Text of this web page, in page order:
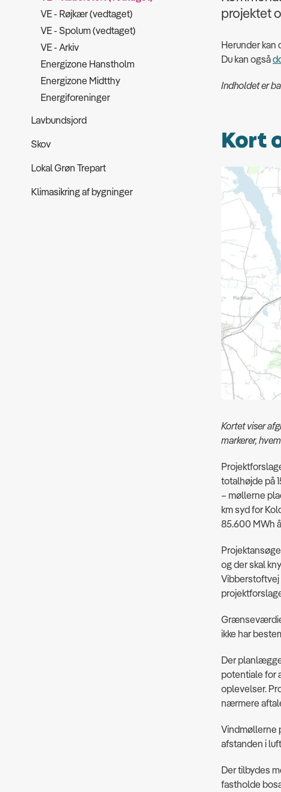
VE - Røjkær (vedtaget)
VE - Spolum (vedtaget)
VE - Arkiv
Energizone Hanstholm
Energizone Midtthy
Energiforeninger
Lavbundsjord
Skov
Lokal Grøn Trepart
Klimasikring af bygninger
projektet
Herunder kan
Du kan også
Indholdet er
Kort
Kortet viser
markerer,
totalhøjde på
– møllerne
km syd for
85.600 MWh
og der skal
Vibberstoftvej
ikke har
Der
potentiale for
oplevelser.
nærmere
Vindmøllerne
afstanden i
Der tilbydes
fastholde